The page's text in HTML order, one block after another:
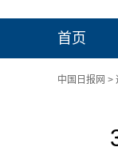
首页
中国日报网 >